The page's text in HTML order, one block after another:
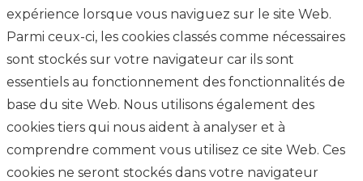
expérience lorsque vous naviguez sur le site Web.
Parmi ceux-ci, les cookies classés comme nécessaires
sont stockés sur votre navigateur car ils sont
essentiels au fonctionnement des fonctionnalités de
base du site Web. Nous utilisons également des
cookies tiers qui nous aident à analyser et à
comprendre comment vous utilisez ce site Web. Ces
cookies ne seront stockés dans votre navigateur